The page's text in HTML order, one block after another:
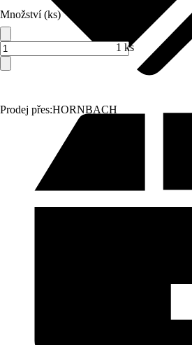
Prodej přes:HORNBACH
Množství (ks)
1 ks